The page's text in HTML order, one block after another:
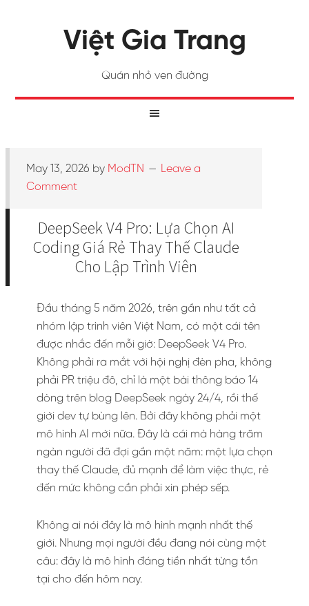
Việt Gia Trang
Quán nhỏ ven đường
May 13, 2026 by ModTN
Leave a
Comment
DeepSeek V4 Pro: Lựa Chọn AI
Coding Giá Rẻ Thay Thế Claude
Cho Lập Trình Viên
Đầu tháng 5 năm 2026, trên gần như tất cả
nhóm lập trình viên Việt Nam, có một cái tên
được nhắc đến mỗi giờ: DeepSeek V4 Pro.
Không phải ra mắt với hội nghị đèn pha, không
phải PR triệu đô, chỉ là một bài thông báo 14
dòng trên blog DeepSeek ngày 24/4, rồi thế
giới dev tự bùng lên. Bởi đây không phải một
mô hình AI mới nữa. Đây là cái mà hàng trăm
ngàn người đã đợi gần một năm: một lựa chọn
thay thế Claude, đủ mạnh để làm việc thực, rẻ
đến mức không cần phải xin phép sếp.
Không ai nói đây là mô hình mạnh nhất thế
giới. Nhưng mọi người đều đang nói cùng một
câu: đây là mô hình đáng tiền nhất từng tồn
tại cho đến hôm nay.